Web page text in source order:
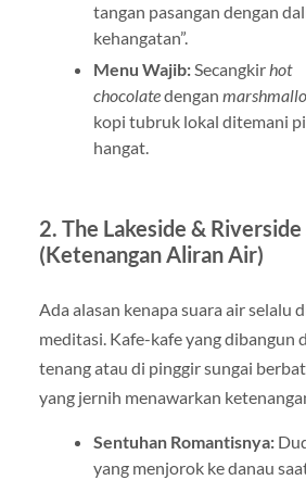
tangan pasangan dengan
kehangatan”.
Menu Wajib:Secangkirhot
chocolatedengan
kopi tubruk lokal ditemani
hangat.
2. The Lakeside &
(Ketenangan Aliran Air)
Ada alasan kenapa suara air selalu
meditasi. Kafe-kafe yang dibangun
tenang atau di pinggir sungai
yang jernih menawarkan
Sentuhan Romantisnya:
yang menjorok ke danau